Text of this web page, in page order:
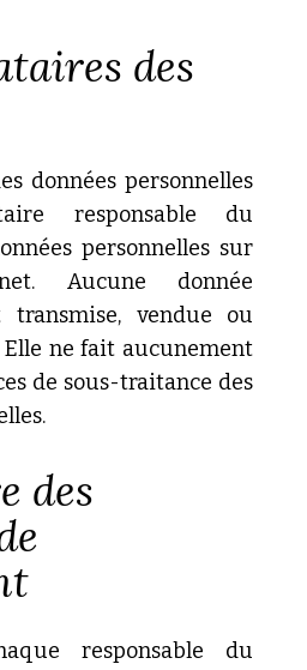
des
données personnelles
responsable du
personnelles sur
Aucune donnée
transmise, vendue ou
ne fait aucunement
de sous-traitance des
des
responsable du